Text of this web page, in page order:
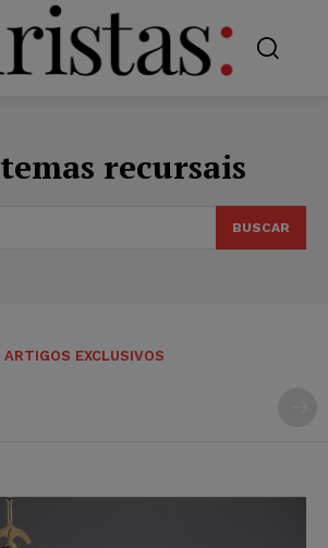
temas recursais
BUSCAR
ARTIGOS EXCLUSIVOS